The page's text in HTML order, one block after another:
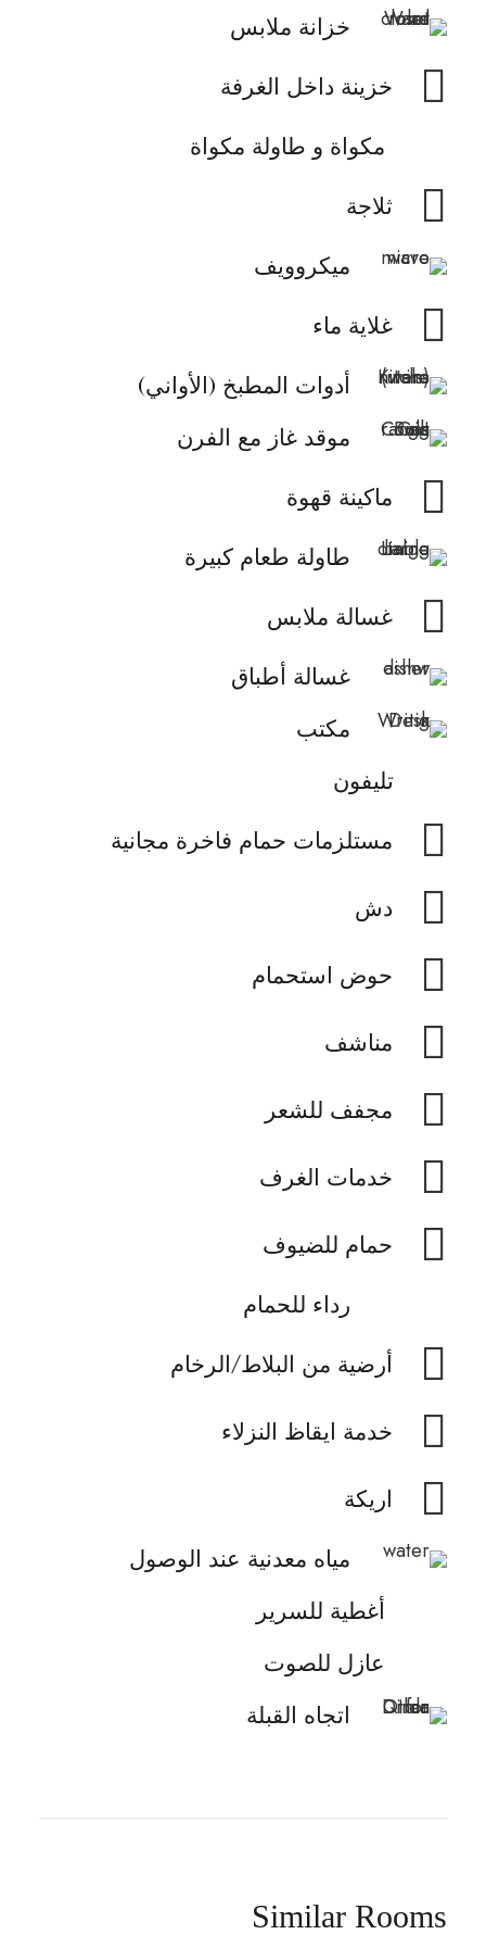
خزانة ملابس
خزينة داخل الغرفة
مكواة و طاولة مكواة
ثلاجة
ميكروويف
غلاية ماء
أدوات المطبخ (الأواني)
موقد غاز مع الفرن
ماكينة قهوة
طاولة طعام كبيرة
غسالة ملابس
غسالة أطباق
مكتب
تليفون
مستلزمات حمام فاخرة مجانية
دش
حوض استحمام
مناشف
مجفف للشعر
خدمات الغرف
حمام للضيوف
رداء للحمام
أرضية من البلاط/الرخام
خدمة ايقاظ النزلاء
اريكة
مياه معدنية عند الوصول
أغطية للسرير
عازل للصوت
اتجاه القبلة
Similar Rooms